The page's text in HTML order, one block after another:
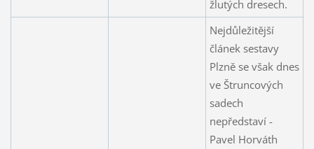
žlutých dresech.
Nejdůležitější
článek sestavy
Plzně se však dnes
ve Štruncových
sadech
nepředstaví -
Pavel Horváth